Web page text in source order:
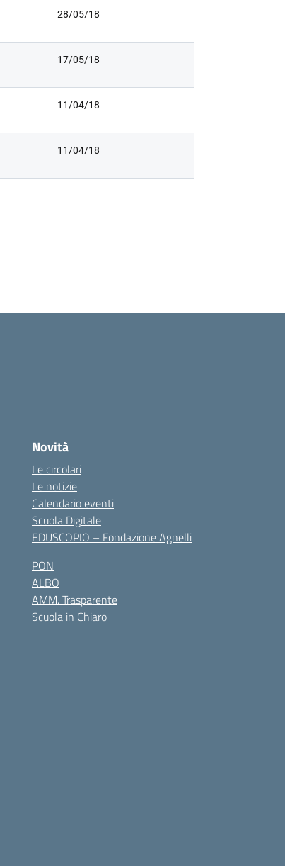
28/05/18
17/05/18
11/04/18
11/04/18
Novità
Le circolari
Le notizie
Calendario eventi
Scuola Digitale
EDUSCOPIO – Fondazione Agnelli
PON
ALBO
AMM. Trasparente
Scuola in Chiaro